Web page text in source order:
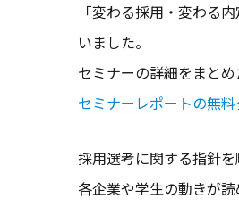
「変わる採用・変わる
いました。
セミナーの詳細をまと
セミナーレポートの無
採用選考に関する指針
各企業や学生の動きが